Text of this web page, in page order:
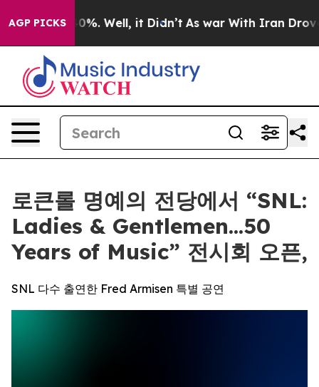
AGP PICKS40%. Well, it Didn’t As war With Iran Drove oil
로큰롤 명예의 전당에서 “SNL:
Ladies & Gentlemen...50
Years of Music” 전시회 오픈,
SNL 다수 출연한 Fred Armisen 특별 공연